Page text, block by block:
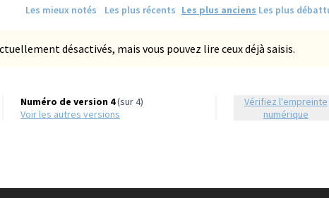
Les mieux notés Les plus récents Les plus anciens Les plus
désactivés, mais vous pouvez lire ceux déjà saisis.
Numéro de version 4(sur 4)
voir les autres versions
Vérifiez l'empreinte
numérique